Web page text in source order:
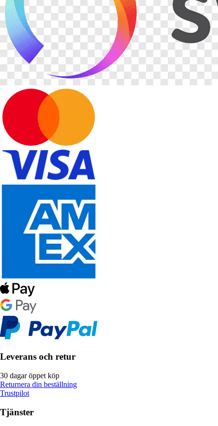
Leverans och retur
30 dagar öppet köp
Returnera din beställning
Trustpilot
Tjänster